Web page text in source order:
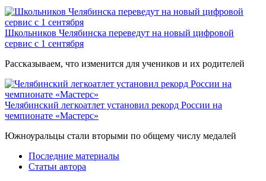
Школьников Челябинска переведут на новый цифровой
сервис с 1 сентября
Рассказываем, что изменится для учеников и их родителей
Челябинский легкоатлет установил рекорд России на
чемпионате «Мастерс»
Южноуральцы стали вторыми по общему числу медалей
Последние материалы
Статьи автора